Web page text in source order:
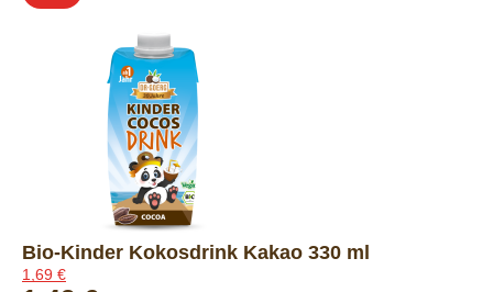
Bio-Kinder Kokosdrink Kakao 330 ml
1,69 €